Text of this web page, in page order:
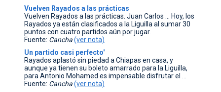
Vuelven Rayados a las prácticas
Vuelven Rayados a las prácticas. Juan Carlos ... Hoy, los
Rayados ya están clasificados a la Liguilla al sumar 30
puntos con cuatro partidos aún por jugar.
Fuente: Cancha (ver nota)
Un partido casi perfecto'
Rayados aplastó sin piedad a Chiapas en casa, y
aunque ya tienen su boleto amarrado para la Liguilla,
para Antonio Mohamed es impensable disfrutar el ...
Fuente: Cancha (ver nota)